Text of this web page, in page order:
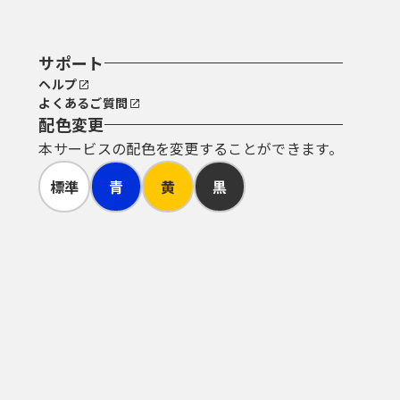
サポート
ヘルプ
よくあるご質問
配色変更
本サービスの配色を変更することができます。
標準
青 黄 黒